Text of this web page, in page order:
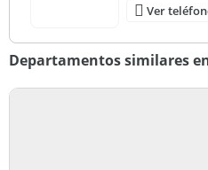
Ver
Departamentos similares